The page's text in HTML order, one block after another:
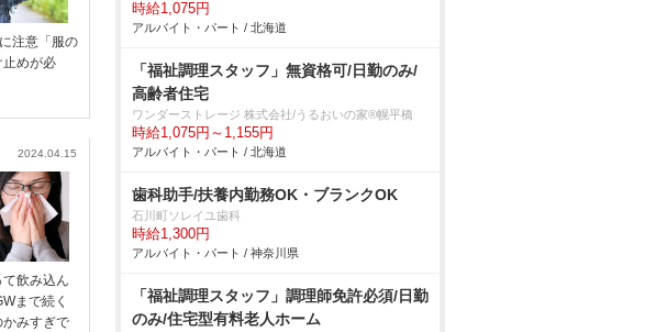
注意「服の
止めが必
2024.04.15
飲み込ん
まで続く
みすぎで
時給1,075円
アルバイト・パート / 北海道
「福祉調理スタッフ」無資格可/日勤のみ/
高齢者住宅
ワンダーストレージ 株式会社/うるおいの家®幌平橋
時給1,075円～1,155円
アルバイト・パート / 北海道
歯科助手/扶養内勤務OK・ブランクOK
石川町ソレイユ歯科
時給1,300円
アルバイト・パート / 神奈川県
「福祉調理スタッフ」調理師免許必須/日勤
のみ/住宅型有料老人ホーム